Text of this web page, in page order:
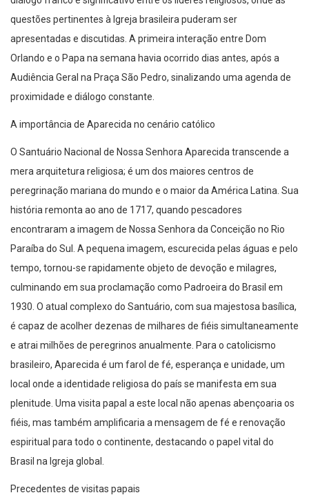
questões pertinentes à Igreja brasileira puderam ser
apresentadas e discutidas. A primeira interação entre Dom
Orlando e o Papa na semana havia ocorrido dias antes, após a
Audiência Geral na Praça São Pedro, sinalizando uma agenda de
proximidade e diálogo constante.
A importância de Aparecida no cenário católico
O Santuário Nacional de Nossa Senhora Aparecida transcende a
mera arquitetura religiosa; é um dos maiores centros de
peregrinação mariana do mundo e o maior da América Latina. Sua
história remonta ao ano de 1717, quando pescadores
encontraram a imagem de Nossa Senhora da Conceição no Rio
Paraíba do Sul. A pequena imagem, escurecida pelas águas e pelo
tempo, tornou-se rapidamente objeto de devoção e milagres,
culminando em sua proclamação como Padroeira do Brasil em
1930. O atual complexo do Santuário, com sua majestosa basílica,
é capaz de acolher dezenas de milhares de fiéis simultaneamente
e atrai milhões de peregrinos anualmente. Para o catolicismo
brasileiro, Aparecida é um farol de fé, esperança e unidade, um
local onde a identidade religiosa do país se manifesta em sua
plenitude. Uma visita papal a este local não apenas abençoaria os
fiéis, mas também amplificaria a mensagem de fé e renovação
espiritual para todo o continente, destacando o papel vital do
Brasil na Igreja global.
Precedentes de visitas papais